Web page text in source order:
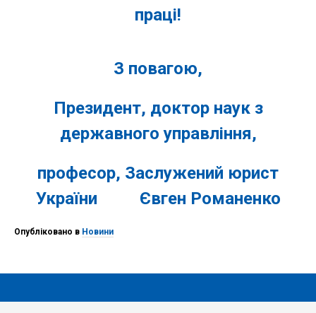
праці!
З повагою,
Президент, доктор наук з
державного управління,
професор, Заслужений юрист
України Євген Романенко
Опубліковано в Новини